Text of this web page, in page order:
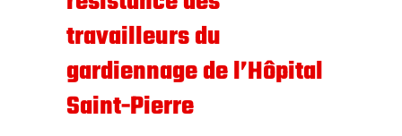
travailleurs du
gardiennage de l’Hôpital
Saint-Pierre